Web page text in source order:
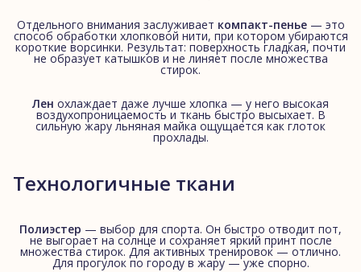
Отдельного внимания заслуживает компакт-пенье— это
способ обработки хлопковой нити, при котором убираются
короткие ворсинки. Результат: поверхность гладкая, почти
не образует катышков и не линяет после множества
стирок.
Лен охлаждает даже лучше хлопка — у него высокая
воздухопроницаемость и ткань быстро высыхает. В
сильную жару льняная майка ощущается как глоток
прохлады.
Технологичные ткани
Полиэстер — выбор для спорта. Он быстро отводит пот,
не выгорает на солнце и сохраняет яркий принт после
множества стирок. Для активных тренировок — отлично.
Для прогулок по городу в жару — уже спорно.